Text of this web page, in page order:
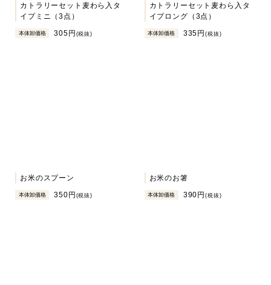
カトラリーセット麦わら入タ
イプミニ（3点）
本体卸価格 305円 (税抜)
カトラリーセット麦わら入タ
イプロング（3点）
本体卸価格 335円(税抜)
お米のスプーン
本体卸価格 350円 (税抜)
お米のお箸
本体卸価格 390円(税抜)